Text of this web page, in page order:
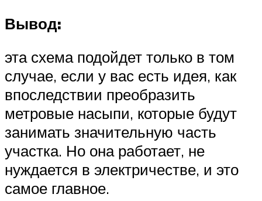
Вывод:
эта схема подойдет только в том
случае, если у вас есть идея, как
впоследствии преобразить
метровые насыпи, которые будут
занимать значительную часть
участка. Но она работает, не
нуждается в электричестве, и это
самое главное.